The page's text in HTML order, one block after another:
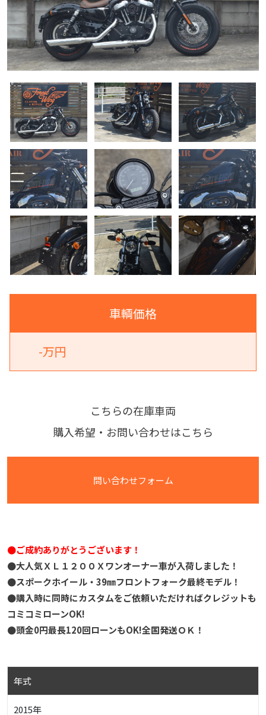
車輌価格
-万円
こちらの在庫車両
購入希望・お問い合わせはこちら
問い合わせフォーム
●ご成約ありがとうございます！
●大人気ＸＬ１２００Ｘワンオーナー車が入荷しました！
●スポークホイール・39㎜フロントフォーク最終モデル！
●購入時に同時にカスタムをご依頼いただければクレジットも
コミコミローンOK!
●頭金0円最長120回ローンもOK!全国発送ＯＫ！
年式
2015年